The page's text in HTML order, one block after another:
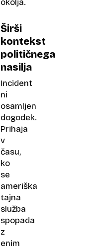
okolja.
Širši
kontekst
političnega
nasilja
Incident
ni
osamljen
dogodek.
Prihaja
v
času,
ko
se
ameriška
tajna
služba
spopada
z
enim